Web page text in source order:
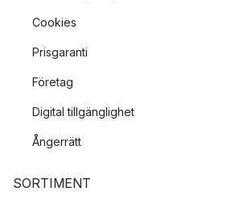
Cookies
Prisgaranti
Företag
Digital tillgänglighet
Ångerrätt
SORTIMENT